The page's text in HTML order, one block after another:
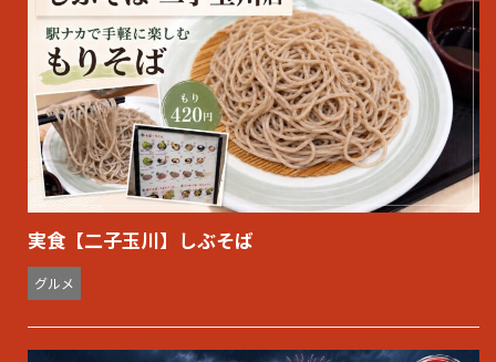
実食【二子玉川】しぶそば
グルメ